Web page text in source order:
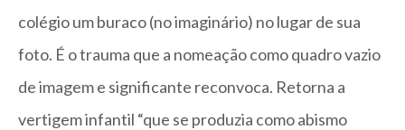
colégio um buraco (no imaginário) no lugar de sua
foto. É o trauma que a nomeação como quadro vazio
de imagem e significante reconvoca. Retorna a
vertigem infantil “que se produzia como abismo